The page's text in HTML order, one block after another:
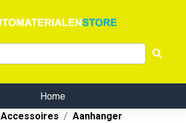
Home
Accessoires
Aanhanger